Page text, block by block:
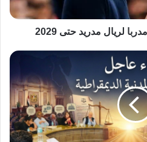
لريال مدريد حتى 2029